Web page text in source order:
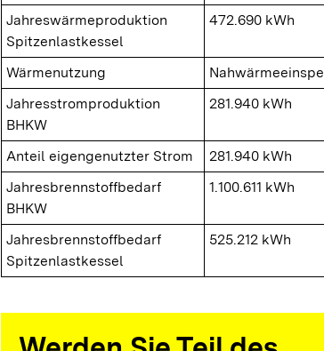
Jahreswärmeproduktion
Spitzenlastkessel
472.690 kWh
Wärmenutzung
Jahresstromproduktion
BHKW
281.940 kWh
Anteil eigengenutzter Strom
281.940 kWh
Jahresbrennstoffbedarf
BHKW
1.100.611 kWh
Jahresbrennstoffbedarf
Spitzenlastkessel
525.212 kWh